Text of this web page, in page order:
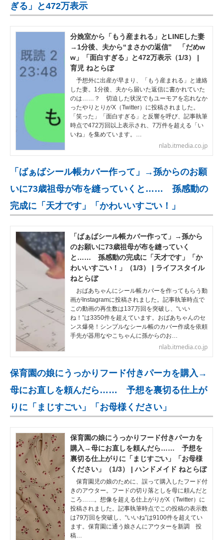
ぎる」と472万表示
分娩室から「もう産まれる」とLINEした妻
→1分後、夫から“まさかの返信” 「だめw
w」「面白すぎる」と472万表示（1/3） |
育児 ねとらぼ
予想外に出産が早まり、「もう産まれる」と連絡
した妻。1分後、夫から届いた返信に書かれていた
のは……？ 切迫した状況でもユーモアを忘れなか
ったやりとりがX（Twitter）に投稿されました。
「笑った」「面白すぎる」と反響を呼び、記事執筆
時点で472万回以上表示され、7万件を超える「い
いね」を集めています。…
nlab.itmedia.co.jp
「ばぁばシール帳カバー作って」→孫からのお願
いに73歳祖母が布を縫っていくと…… 孫感動の
完成に「天才です」「かわいいすごい！」
「ばぁばシール帳カバー作って」→孫から
のお願いに73歳祖母が布を縫っていく
と…… 孫感動の完成に「天才です」「か
わいいすごい！」（1/3） | ライフスタイル
ねとらぼ
おばあちゃんにシール帳カバーを作ってもらう動
画がInstagramに投稿されました。記事執筆時点で
この動画の再生数は137万回を突破し、“いい
ね！”は3350件を超えています。おばあちゃんのセ
ンス爆発！シンプルなシール帳のカバー作成を依頼
手先が器用なやこちゃんに孫からのお…
nlab.itmedia.co.jp
保育園の娘にうっかりフード付きパーカを購入→
母にお直しを頼んだら…… 予想を裏切る仕上が
りに「まじすごい」「お母様ください」
保育園の娘にうっかりフード付きパーカを
購入→母にお直しを頼んだら…… 予想を
裏切る仕上がりに「まじすごい」「お母様
ください」（1/3） | ハンドメイド ねとらぼ
保育園児の娘のために、誤って購入したフード付
きのアウター。フードの切り落としを母に頼んだと
ころ……。想像を超える仕上がりがX（Twitter）に
投稿されました。記事執筆時点でこの投稿の表示数
は79万回を突破し、“いいね”は9100件を超えてい
ます。保育園に通う娘さんにアウターを新調 投
稿…